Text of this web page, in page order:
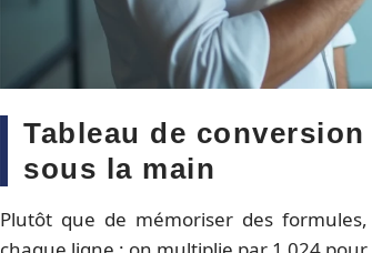
Tableau de
sous la main
Plutôt que de mémoriser des